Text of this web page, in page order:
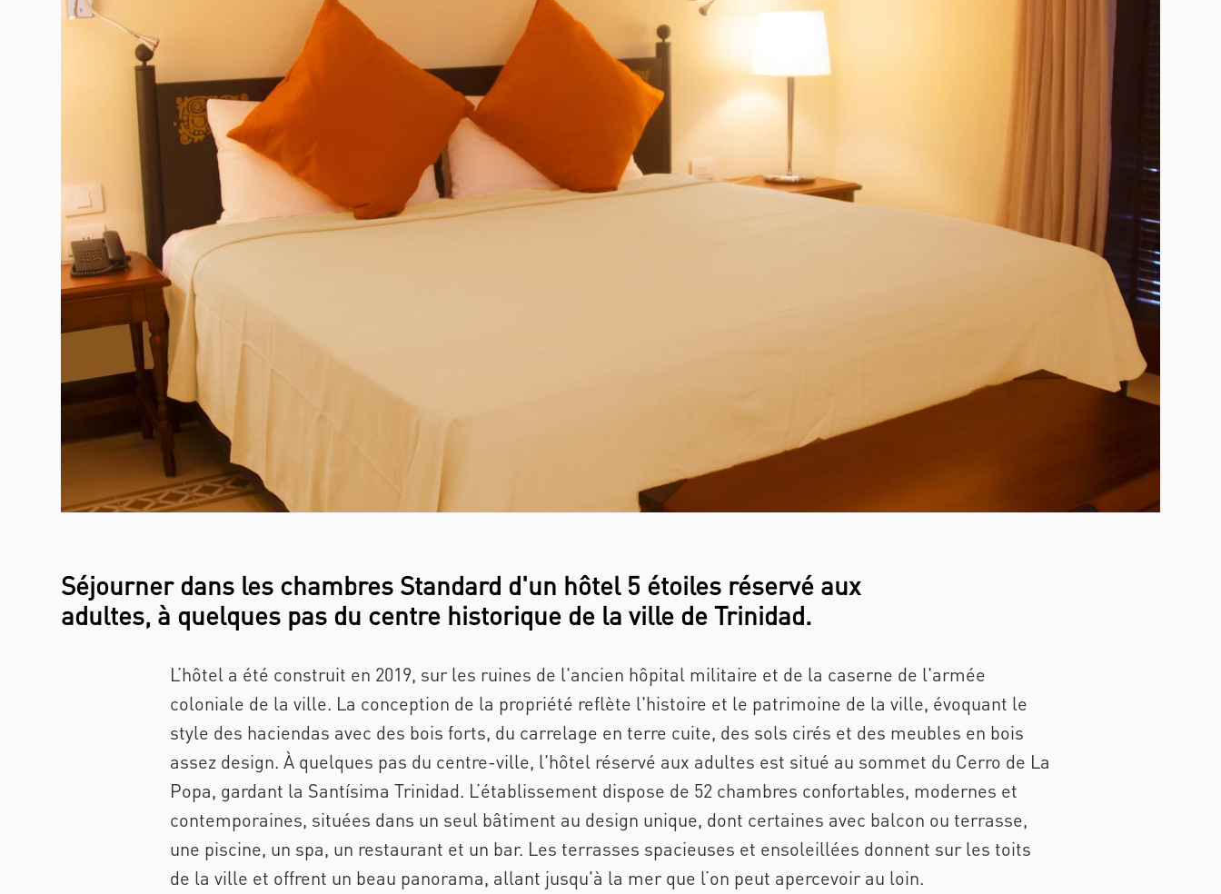
Séjourner dans les chambres Standard d'un hôtel 5 étoiles réservé aux
adultes, à quelques pas du centre historique de la ville de Trinidad.
L’hôtel a été construit en 2019, sur les ruines de l'ancien hôpital militaire et de la caserne de l'armée
coloniale de la ville. La conception de la propriété reflète l'histoire et le patrimoine de la ville, évoquant le
style des haciendas avec des bois forts, du carrelage en terre cuite, des sols cirés et des meubles en bois
assez design. À quelques pas du centre-ville, l'hôtel réservé aux adultes est situé au sommet du Cerro de La
Popa, gardant la Santísima Trinidad. L’établissement dispose de 52 chambres confortables, modernes et
contemporaines, situées dans un seul bâtiment au design unique, dont certaines avec balcon ou terrasse,
une piscine, un spa, un restaurant et un bar. Les terrasses spacieuses et ensoleillées donnent sur les toits
de la ville et offrent un beau panorama, allant jusqu'à la mer que l’on peut apercevoir au loin.